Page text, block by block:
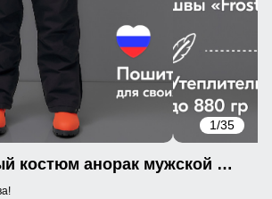
1/35
Горнолыжный костюм анорак мужской зимний черного цвета 389Ch